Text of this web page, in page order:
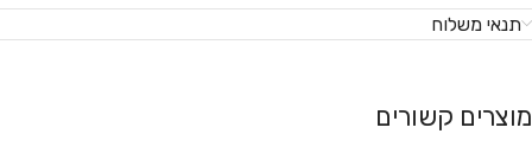
תנאי משלוח
מוצרים קשורים